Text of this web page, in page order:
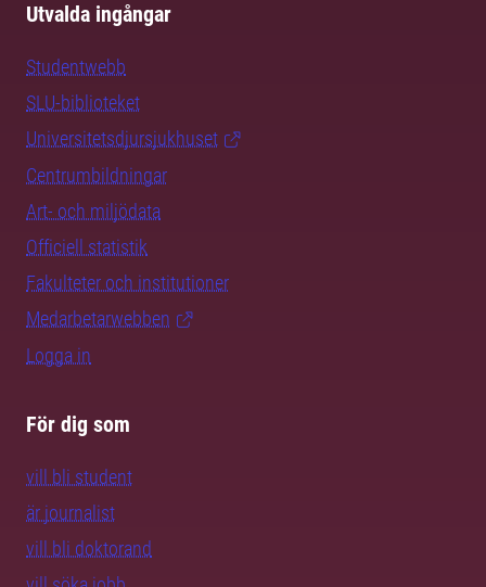
Utvalda ingångar
Studentwebb
SLU-biblioteket
Universitetsdjursjukhuset
Centrumbildningar
Art- och miljödata
Officiell statistik
Fakulteter och institutioner
Medarbetarwebben
Logga in
För dig som
vill bli student
är journalist
vill bli doktorand